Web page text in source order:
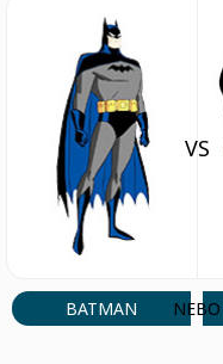
BATMAN
VS
NEBO